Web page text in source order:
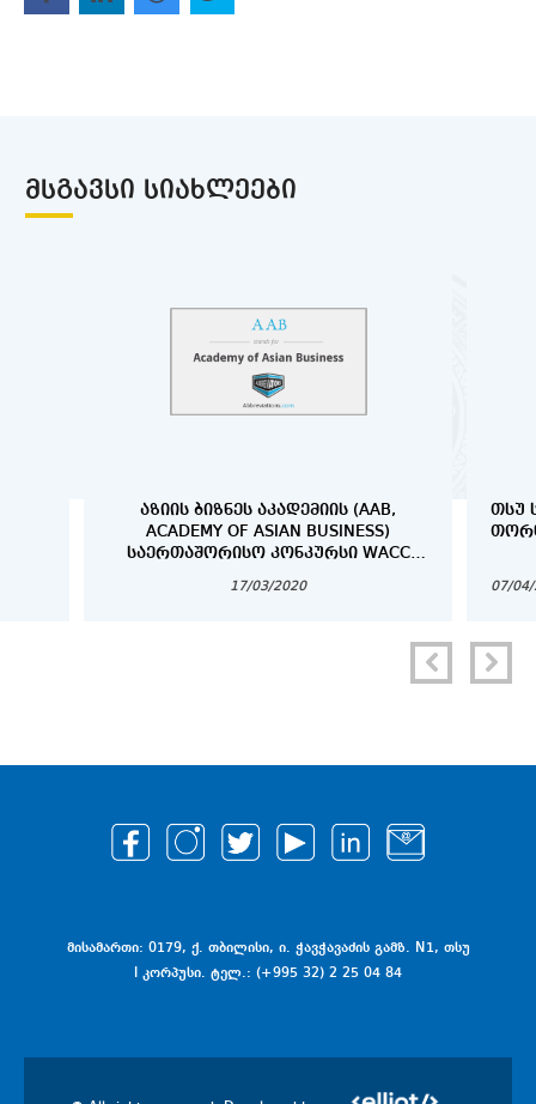
ᲛᲡᲒᲐᲕᲡᲘ ᲡᲘᲐᲮᲚᲔᲔᲑᲘ
ᲐᲖᲘᲘᲡ ᲑᲘᲖᲜᲔᲡ ᲐᲙᲐᲓᲔᲛᲘᲘᲡ (AAB,
ACADEMY OF ASIAN BUSINESS)
ᲡᲐᲔᲠᲗᲐᲨᲝᲠᲘᲡᲝ ᲙᲝᲜᲙᲣᲠᲡᲘ WACC
COMPETITION)
17/03/2020
ᲗᲡᲣ
07/
მისამართი: 0179, ქ. თბილისი, ი. ჭავჭავაძის გამზ. N1, თსუ
I კორპუსი. ტელ.: (+995 32) 2 25 04 84